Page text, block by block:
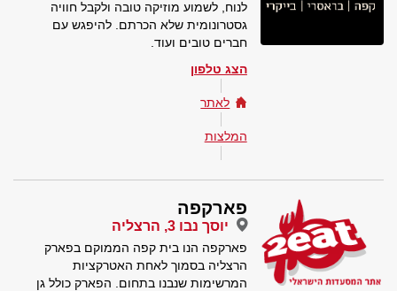
לנוח, לשמוע מוזיקה טובה ולקבל חוויה
גסטרונומית שלא הכרתם. להיפגש עם
חברים טובים ועוד.
הצג טלפון
לאתר
המלצות
פארקפה
יוסך נבו 3, הרצליה
פארקפה הנו בית קפה הממוקם בפארק
הרצליה בסמוך לאחת האטרקציות
המרשימות שנבנו בתחום. הפארק כולל גן